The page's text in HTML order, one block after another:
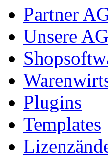
Partner
Unsere
Plugins
Templates